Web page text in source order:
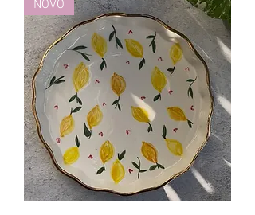
NOVO